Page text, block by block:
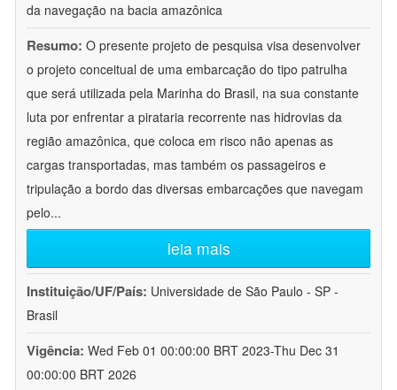
da navegação na bacia amazônica
Resumo: O presente projeto de pesquisa visa desenvolver
o projeto conceitual de uma embarcação do tipo patrulha
que será utilizada pela Marinha do Brasil, na sua constante
luta por enfrentar a pirataria recorrente nas hidrovias da
região amazônica, que coloca em risco não apenas as
cargas transportadas, mas também os passageiros e
tripulação a bordo das diversas embarcações que navegam
pelo...
leia mais
Instituição/UF/País: Universidade de São Paulo - SP -
Brasil
Vigência: Wed Feb 01 00:00:00 BRT 2023-Thu Dec 31
00:00:00 BRT 2026